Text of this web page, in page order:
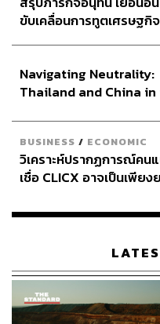
แย้มเมื่อวันจันทร์ที่ผ่านมา
แต่ไม่มีใครรู้ว่าเมื่อเวลาผ่
ทำใจได้ และกล้าที่จะกด
ไม่
ไพ่ตายอย่างการขอขึ้นบัญ
กล้าพอไหม
ขับเคลื่อนการทูตเศรษฐกิ
Navigating Neutrality:
Thailand and China
BUSINESS / ECONOMIC
วิเคราะห์ปรากฏการณ์คน
เชื่อ CLICX อาจเป็นเพีย
เรือนไทยที่ถูกซุกไว้